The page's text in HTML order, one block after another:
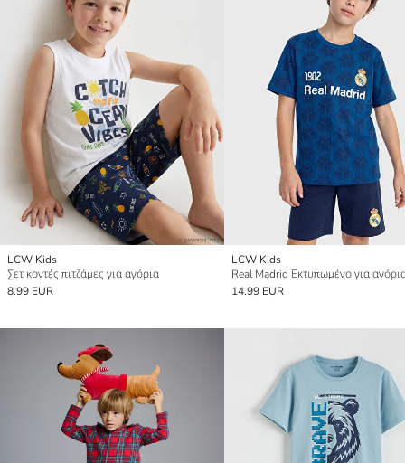
LCW Kids
Σετ κοντές πιτζάμες για αγόρια
8.99 EUR
LCW Kids
14.99 EUR